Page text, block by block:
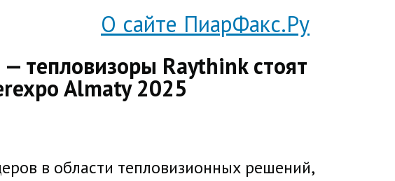
О сайте ПиарФакс.Ру
тепловизоры Raythink стоят
Almaty 2025
в области тепловизионных решений,